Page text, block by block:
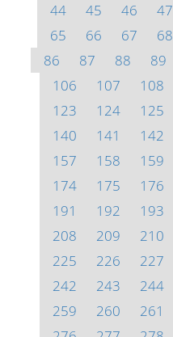
44
45 46 47
65
66 67 68
86
87 88 89
106
107 108
123
124 125
140
141 142
157
158 159
174
175 176
191
192 193
208
209 210
225
226 227
242
243 244
259
260 261